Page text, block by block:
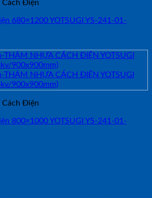
Cách Điện
680×1200 YOTSUGI YS-241-01-
Cách Điện
800×1000 YOTSUGI YS-241-01-